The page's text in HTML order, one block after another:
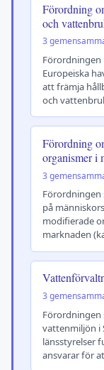
Förordning
och
3
Europeiska
att främja
och
Förordning
organismer i
3
på
modifierade
marknaden
3
vattenmiljön i
länsstyrelser
ansvarar för